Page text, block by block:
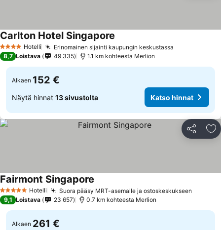
4 Tähtiluokitus
Hotelli Erinomainen sijainti kaupungin keskustassa
Carlton Hotel Singapore
8,7 Loistava 49 335 1.1 km kohteesta Merlion
Alkaen 152 €
Näytä hinnat 13 sivustolta Katso hinnat
Jaa
5 Tähtiluokitus
Hotelli Suora pääsy MRT-asemalle ja ostoskeskukseen
Fairmont Singapore
9,1 Loistava 23 657 0.7 km kohteesta Merlion
Alkaen 261 €